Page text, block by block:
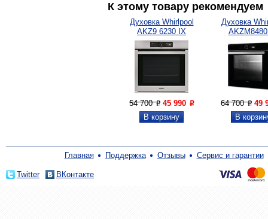
К этому товару рекомендуем
Духовка Whirlpool
AKZ9 6230 IX
54 700P 45 990 P
Духовка
64 700P 49
Главная Поддержка Отзывы Сервис и гарантии
Twitter ВКонтакте